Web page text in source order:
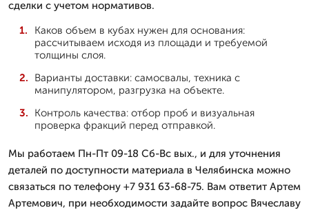
сделки с учетом нормативов.
Каков объем в кубах нужен для основания:
рассчитываем исходя из площади и требуемой
толщины слоя.
Варианты доставки: самосвалы, техника с
манипулятором, разгрузка на объекте.
Контроль качества: отбор проб и визуальная
проверка фракций перед отправкой.
Мы работаем Пн-Пт 09-18 Сб-Вс вых., и для уточнения
деталей по доступности материала в Челябинска можно
связаться по телефону +7 931 63-68-75. Вам ответит Артем
Артемович, при необходимости задайте вопрос Вячеславу